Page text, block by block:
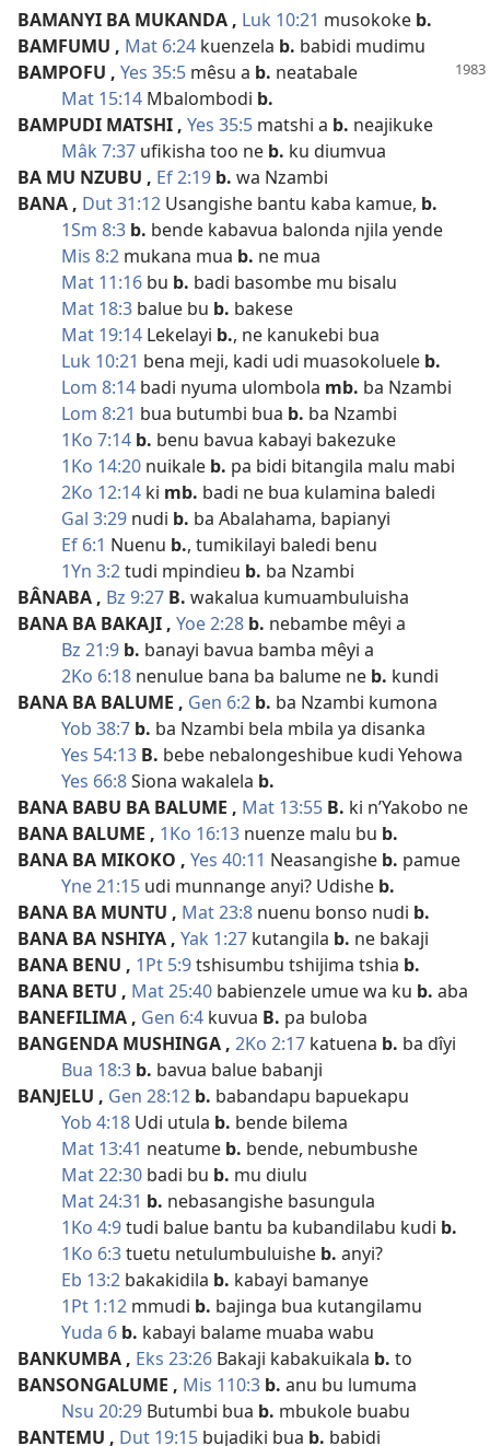
BAMANYI BA MUKANDA , Luk 10:21 musokoke b.
BAMFUMU , Mat 6:24 kuenzela b. babidi mudimu
BAMPOFU , Yes 35:5 mêsu a b. neatabale
Mat 15:14 Mbalombodi b.
BAMPUDI MATSHI , Yes 35:5 matshi a b. neajikuke
Mâk 7:37 ufikisha too ne b. ku diumvua
BA MU NZUBU , Ef 2:19 b. wa Nzambi
BANA , Dut 31:12 Usangishe bantu kaba kamue, b.
1Sm 8:3 b. bende kabavua balonda njila yende
Mis 8:2 mukana mua b. ne mua
Mat 11:16 bu b. badi basombe mu bisalu
Mat 18:3 balue bu b. bakese
Mat 19:14 Lekelayi b., ne kanukebi bua
Luk 10:21 bena meji, kadi udi muasokoluele b.
Lom 8:14 badi nyuma ulombola mb. ba Nzambi
Lom 8:21 bua butumbi bua b. ba Nzambi
1Ko 7:14 b. benu bavua kabayi bakezuke
1Ko 14:20 nuikale b. pa bidi bitangila malu mabi
2Ko 12:14 ki mb. badi ne bua kulamina baledi
Gal 3:29 nudi b. ba Abalahama, bapianyi
Ef 6:1 Nuenu b., tumikilayi baledi benu
1Yn 3:2tudi mpindieu b. ba Nzambi
BÂNABA , Bz 9:27 B. wakalua kumuambuluisha
BANA BA BAKAJI , Yoe 2:28 b. nebambe mêyi a
Bz 21:9 b. banayi bavua bamba mêyi a
2Ko 6:18 nenulue bana ba balume ne b. kundi
BANA BA BALUME , Gen 6:2 b. ba Nzambi kumona
Yob 38:7 b. ba Nzambi bela mbila ya disanka
Yes 54:13 B. bebe nebalongeshibue kudi Yehowa
Yes 66:8Siona wakalela b.
BANA BABU BA BALUME , Mat 13:55 B. ki n’Yakobo ne
BANA BALUME , 1Ko 16:13 nuenze malu bu b.
BANA BA MIKOKO , Yes 40:11 Neasangishe b. pamue
Yne 21:15 udi munnange anyi? Udishe b.
BANA BA MUNTU , Mat 23:8 nuenu bonso nudi b.
BANA BA NSHIYA , Yak 1:27 kutangila b. ne bakaji
BANA BENU , 1Pt 5:9tshisumbu tshijima tshia b.
BANA BETU , Mat 25:40 babienzele umue wa ku b. aba
BANEFILIMA , Gen 6:4 kuvua B. pa buloba
BANGENDA MUSHINGA , 2Ko 2:17 katuena b. ba dîyi
Bua 18:3 b. bavua balue babanji
BANJELU , Gen 28:12 b. babandapu bapuekapu
Yob 4:18 Udi utula b. bende bilema
Mat 13:41 neatume b. bende, nebumbushe
Mat 22:30 badi bu b. mu diulu
Mat 24:31 b. nebasangishe basungula
1Ko 4:9tudi balue bantu ba kubandilabu kudi b.
1Ko 6:3tuetu netulumbuluishe b. anyi?
Eb 13:2 bakakidila b. kabayi bamanye
1Pt 1:12 mmudi b. bajinga bua kutangilamu
Yuda 6 b. kabayi balame muaba wabu
BANKUMBA , Eks 23:26 Bakaji kabakuikala b. to
BANSONGALUME , Mis 110:3 b. anu bu lumuma
Nsu 20:29 Butumbi bua b. mbukole buabu
BANTEMU , Dut 19:15 bujadiki bua b. babidi